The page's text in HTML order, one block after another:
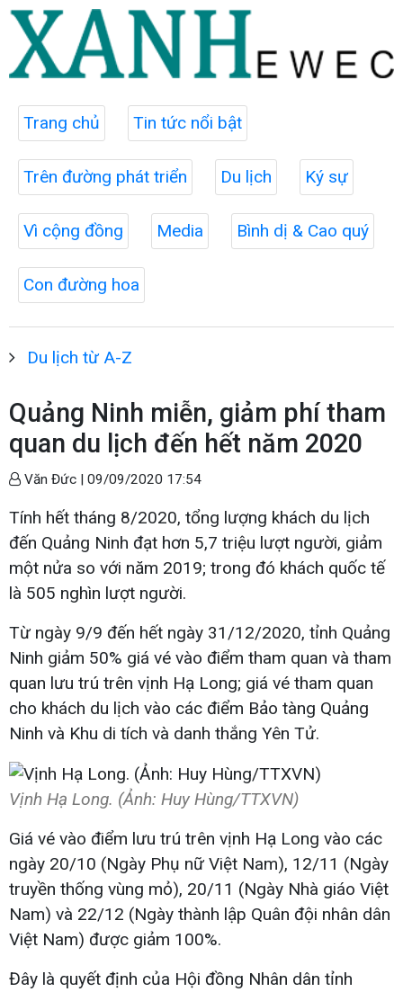
Trang chủ Tin tức nổi bật
Trên đường phát triển Du lịch Ký sự
Vì cộng đồng Media Bình dị & Cao quý
Con đường hoa
Du lịch từ A-Z
Quảng Ninh miễn, giảm phí tham
quan du lịch đến hết năm 2020
Văn Đức | 09/09/2020 17:54
Tính hết tháng 8/2020, tổng lượng khách du lịch
đến Quảng Ninh đạt hơn 5,7 triệu lượt người, giảm
một nửa so với năm 2019; trong đó khách quốc tế
là 505 nghìn lượt người.
Từ ngày 9/9 đến hết ngày 31/12/2020, tỉnh Quảng
Ninh giảm 50% giá vé vào điểm tham quan và tham
quan lưu trú trên vịnh Hạ Long; giá vé tham quan
cho khách du lịch vào các điểm Bảo tàng Quảng
Ninh và Khu di tích và danh thắng Yên Tử.
Vịnh Hạ Long. (Ảnh: Huy Hùng/TTXVN)
Giá vé vào điểm lưu trú trên vịnh Hạ Long vào các
ngày 20/10 (Ngày Phụ nữ Việt Nam), 12/11 (Ngày
truyền thống vùng mỏ), 20/11 (Ngày Nhà giáo Việt
Nam) và 22/12 (Ngày thành lập Quân đội nhân dân
Việt Nam) được giảm 100%.
Đây là quyết định của Hội đồng Nhân dân tỉnh